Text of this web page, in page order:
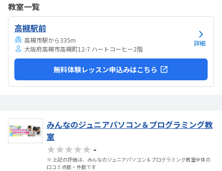
したりできるのは助かります。料金は今の物価で考えれば高いとは思
いませんが、子どもの成長具合で判断すると思います。子どもが自発
的にどんどん作り進めていったのには正直驚きました。最初からたく
さんあれこれ説明されずブロックを触らせてもらったの...
教室一覧
高槻駅前
高槻市駅から335m
大阪府高槻市高槻町12-7 ハートコーヒー2階
詳細
無料体験レッスン申込みはこちら
みんなのジュニアパソコン＆プログラミング教
室
★★★★★ -
※ 上記の評価は、みんなのジュニアパソコン＆プログラミング教室全体の
口コミ点数・件数です